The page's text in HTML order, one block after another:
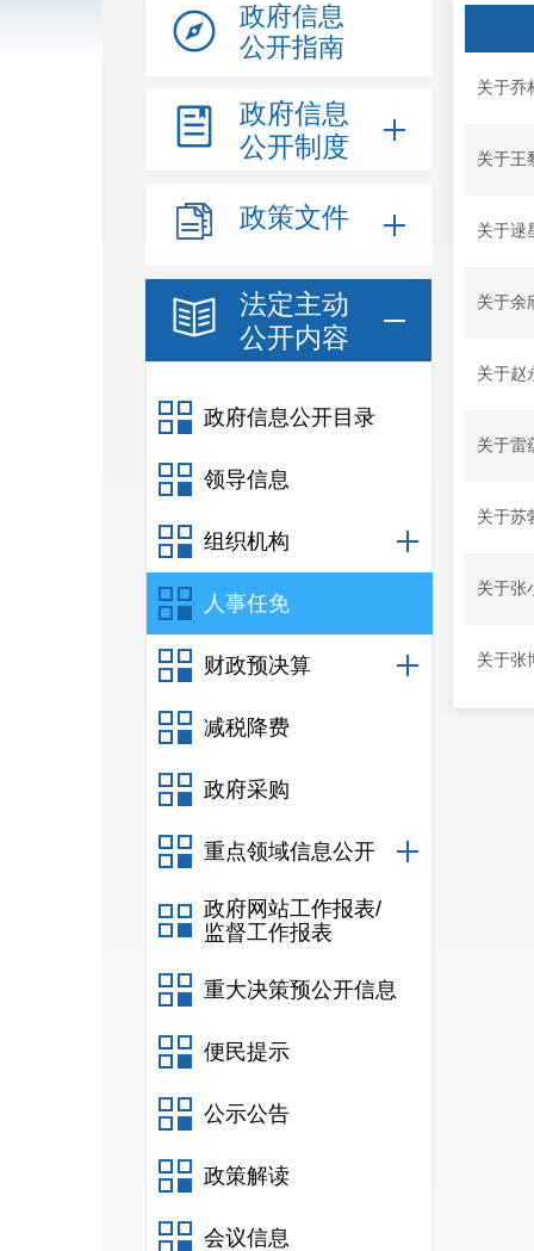
政府信息
公开指南
政府信息
公开制度
政策文件
法定主动
公开内容
政府信息公开目录
领导信息
组织机构
人事任免
财政预决算
减税降费
政府采购
重点领域信息公开
政府网站工作报表/
监督工作报表
重大决策预公开信息
便民提示
公示公告
政策解读
会议信息
关于乔
关于王
关于逯
关于余
关于赵
关于雷
关于苏
关于张
关于张